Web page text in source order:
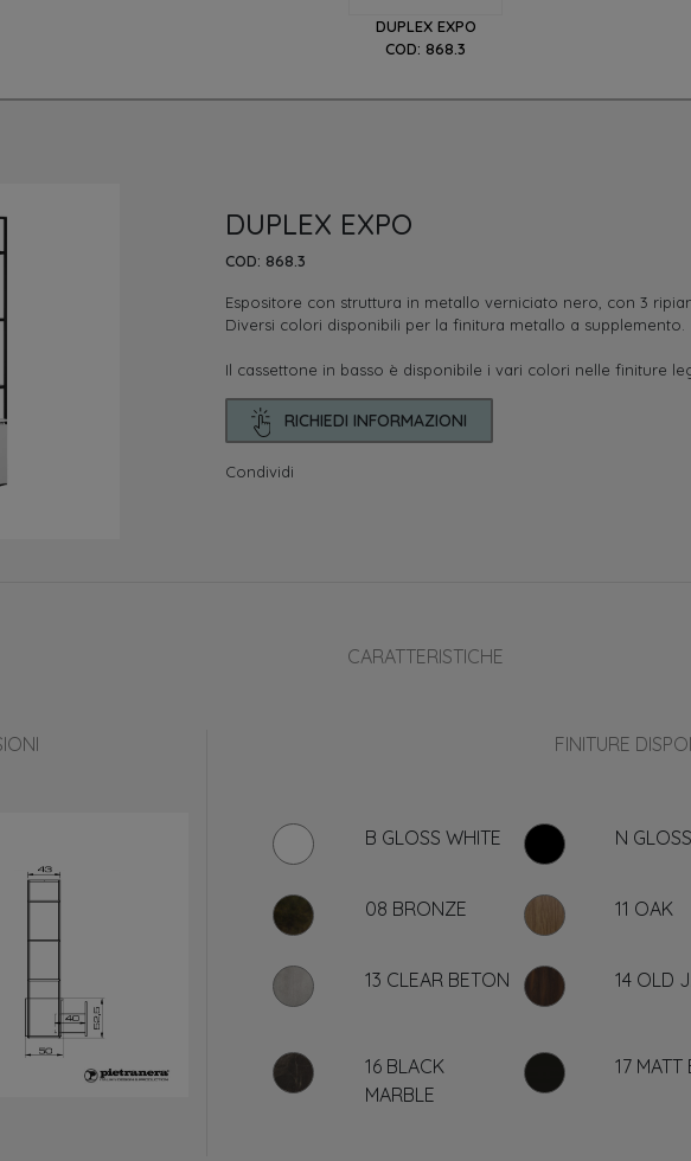
DUPLEX EXPO
COD: 868.3
DUPLEX EXPO
COD: 868.3
Espositore con struttura in metallo verniciato nero, con 3
Diversi colori disponibili per la finitura metallo a supplemento.
Il cassettone in basso è disponibile i vari colori nelle finiture
RICHIEDI INFORMAZIONI
Condividi
CARATTERISTICHE
FINITURE
B GLOSS WHITE N
08 BRONZE 11 OAK
13 CLEAR BETON 14 OLD
16 BLACK
MARBLE
17 MATT